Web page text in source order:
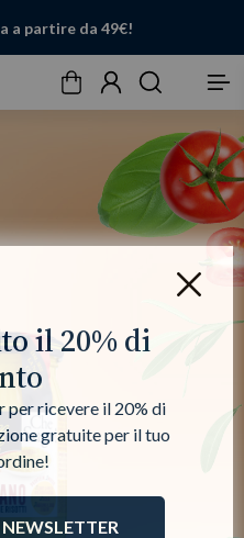
a partire da 49€!
CarrelloAccountCerca Menu
Chiudi
il 20% di
ricevere il 20% di
gratuite per il tuo